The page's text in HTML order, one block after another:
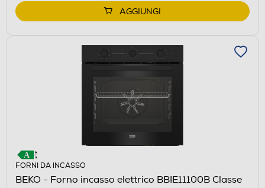
AGGIUNGI
FORNI DA INCASSO
BEKO - Forno incasso elettrico BBIE11100B Classe